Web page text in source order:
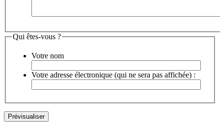
Qui êtes-vous ?
Votre nom
Votre adresse électronique (qui ne sera pas affichée) :